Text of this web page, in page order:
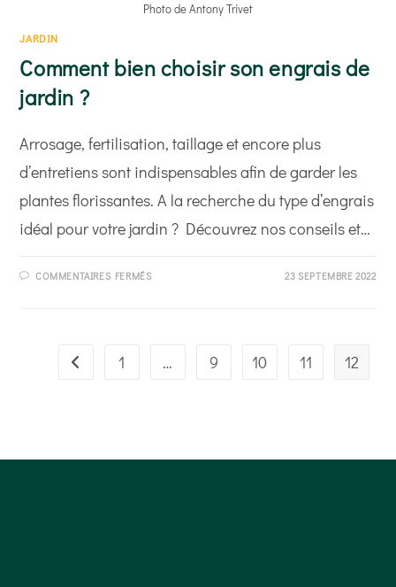
Photo de Antony Trivet
JARDIN
Comment bien choisir son engrais de
jardin ?
Arrosage, fertilisation, taillage et encore plus
d’entretiens sont indispensables afin de garder les
plantes florissantes. A la recherche du type d’engrais
idéal pour votre jardin ? Découvrez nos conseils et…
COMMENTAIRES FERMÉSSUR 23 SEPTEMBRE 2022
Go to the previous page
1 … 9 10 11 12